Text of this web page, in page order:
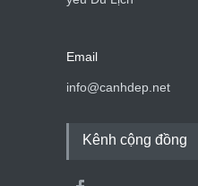
Email
info@canhdep.net
Kênh cộng đồng